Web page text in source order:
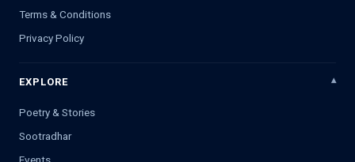
Terms & Conditions
Privacy Policy
EXPLORE
Poetry & Stories
Sootradhar
Events